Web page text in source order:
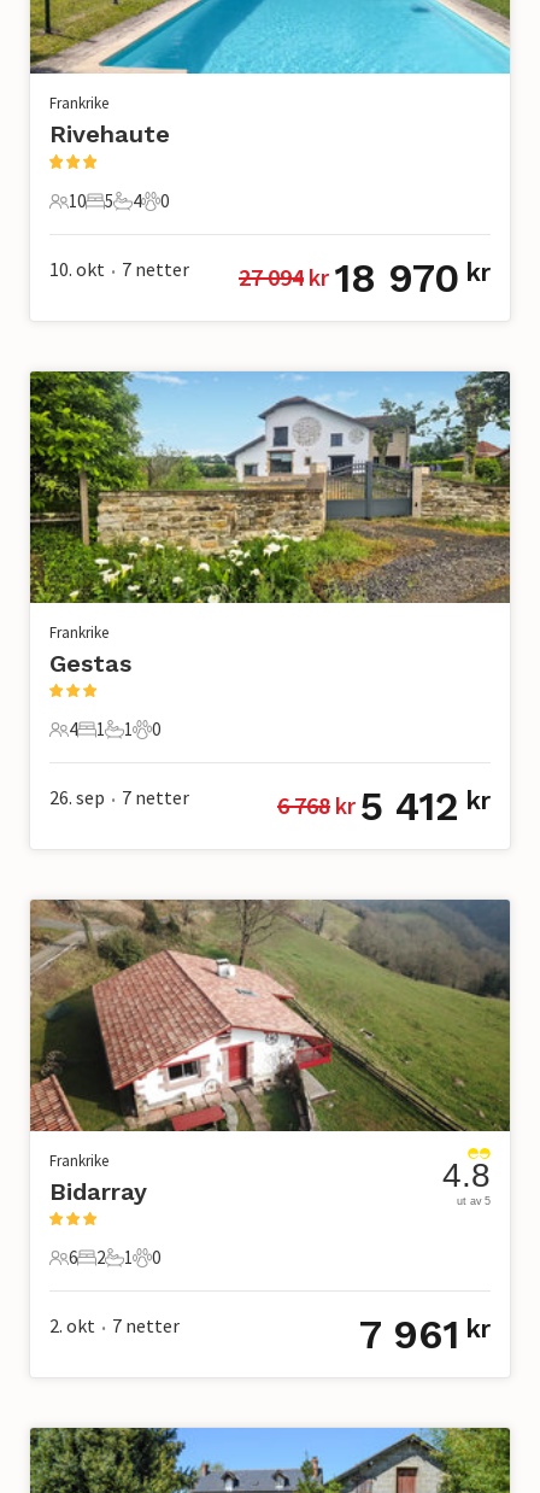
Frankrike
Rivehaute
10 Gjester
10
5 Soverom
5
4 Bad
4
0 Kjæledyr
0
10. okt • 7 netter 27 094 kr 18 970 kr
Frankrike
Gestas
4 Gjester
4
1 Soverom
1
1 Bad
1
0 Kjæledyr
0
26. sep • 7 netter 6 768 kr 5 412 kr
Frankrike
Bidarray
6 Gjester
6
2 Soverom
2
1 Bad
1
0 Kjæledyr
0
4.8
ut av 5
2. okt • 7 netter 7 961 kr